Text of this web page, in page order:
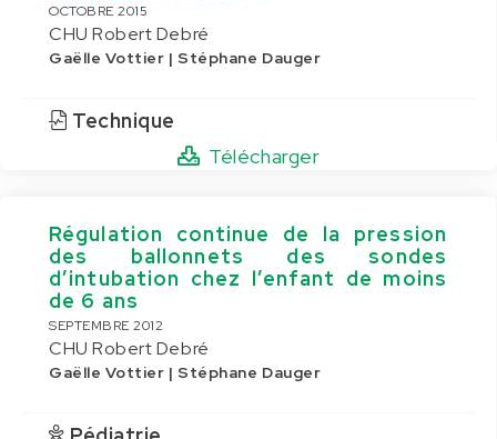
OCTOBRE 2015
CHU Robert Debré
Gaëlle Vottier | Stéphane Dauger
Technique
Télécharger
Régulation continue de la pression
des ballonnets des sondes
d’intubation chez l’enfant de moins
de 6 ans
SEPTEMBRE 2012
CHU Robert Debré
Gaëlle Vottier | Stéphane Dauger